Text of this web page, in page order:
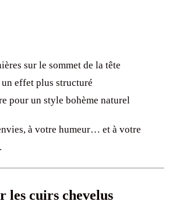
sur le sommet de la tête
effet plus structuré
pour un style bohème naturel
à votre humeur… et à votre
les cuirs chevelus